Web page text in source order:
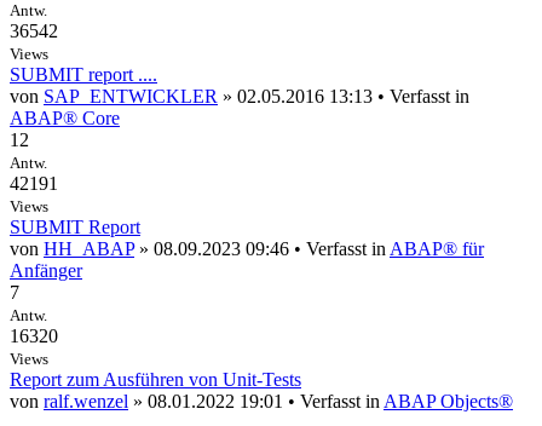
Antw.
36542
Views
SUBMIT report ....
von SAP_ENTWICKLER » 02.05.2016 13:13 • Verfasst in
ABAP® Core
12
Antw.
42191
Views
SUBMIT Report
von HH_ABAP» 08.09.2023 09:46 • Verfasst in ABAP® für
Anfänger
7
Antw.
16320
Views
Report zum Ausführen von Unit-Tests
von ralf.wenzel » 08.01.2022 19:01 • Verfasst in ABAP Objects®